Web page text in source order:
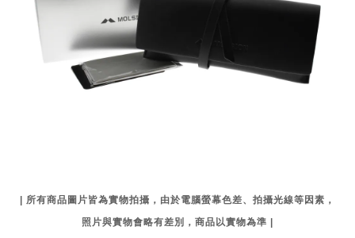
| 所有商品圖片皆為實物拍攝，由於電腦螢幕色差、拍攝光線等因素，
照片與實物會略有差別，商品以實物為準 |